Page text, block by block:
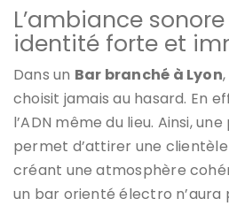
L’ambiance
identité forte et
Dans un Bar branché à Lyon
choisit jamais au hasard. En
l’ADN même du lieu. Ainsi,
permet d’attirer une
créant une atmosphère
un bar orienté électro n’aura